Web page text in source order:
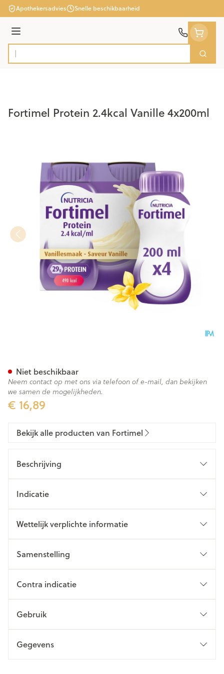
Ga naar de inhoud
Apothekersadvies Snelle beschikbaarheid
Menu
Product, merk, categorie...
Zoek
Fortimel Protein 2.4kcal Vanille 4x200ml
€ 16,89
Niet beschikbaar
Neem contact op met ons via telefoon of e-mail, dan bekijken
we samen de mogelijkheden.
Bekijk alle producten van Fortimel
Beschrijving
Indicatie
Wettelijk verplichte informatie
Samenstelling
Contra indicatie
Gebruik
Gegevens